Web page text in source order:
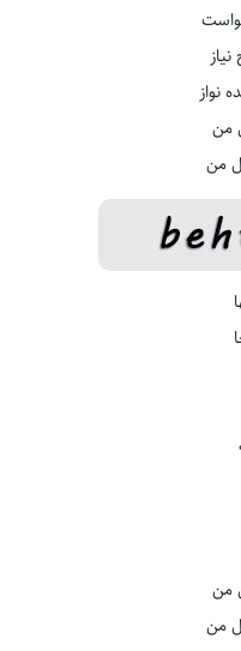
نواز
من
من
من
من